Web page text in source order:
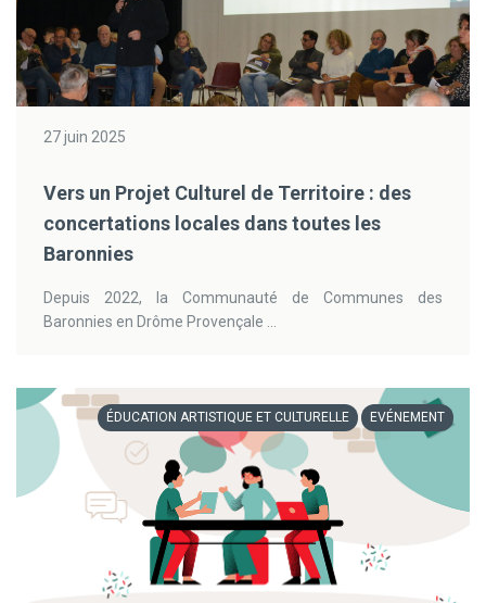
27 juin 2025
Vers un Projet Culturel de Territoire : des
concertations locales dans toutes les
Baronnies
Depuis 2022, la Communauté de Communes des
Baronnies en Drôme Provençale ...
ÉDUCATION ARTISTIQUE ET CULTURELLE EVÉNEMENT